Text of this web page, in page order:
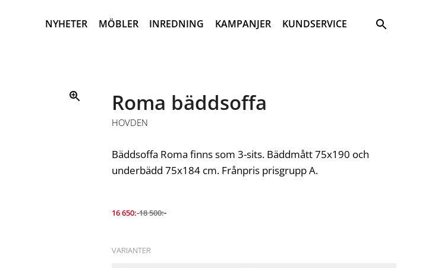
NYHETER MÖBLER INREDNING KAMPANJER KUNDSERVICE Sök
Roma bäddsoffa
HOVDEN
Bäddsoffa Roma finns som 3-sits. Bäddmått 75x190 och
underbädd 75x184 cm. Frånpris prisgrupp A.
16 650:-18 500:-
VARIANTER